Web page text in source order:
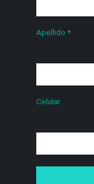
Apellido*
Celular